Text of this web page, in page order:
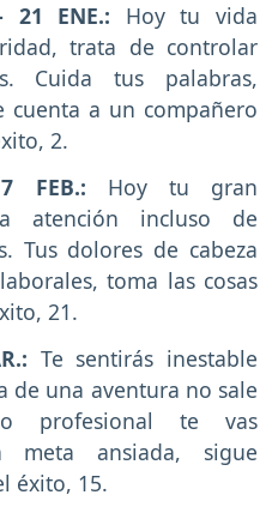
21 ENE.: Hoy tu vida
trata de controlar
Cuida tus palabras,
a un compañero
2.
FEB.: Hoy tu gran
atención incluso de
Tus dolores de cabeza
toma las cosas
21.
Te sentirás inestable
de una aventura no sale
profesional te vas
meta ansiada, sigue
éxito, 15.